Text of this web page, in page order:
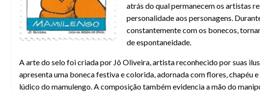
atrás do qual permanecem os artistas
personalidade aos personagens.
constantemente com os bonecos,
de espontaneidade.
A arte do selo foi criada por Jô Oliveira, artista reconhecido por suas
apresenta uma boneca festiva e colorida, adornada com flores, chapéu
lúdico do mamulengo. A composição também evidencia a mão do